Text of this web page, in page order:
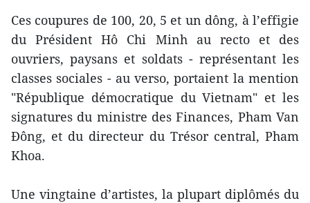
Ces coupures de 100, 20, 5 et un dông, à l’effigie
du Président Hô Chi Minh au recto et des
ouvriers, paysans et soldats - représentant les
classes sociales - au verso, portaient la mention
"République démocratique du Vietnam" et les
signatures du ministre des Finances, Pham Van
Ðông, et du directeur du Trésor central, Pham
Khoa.
Une vingtaine d’artistes, la plupart diplômés du